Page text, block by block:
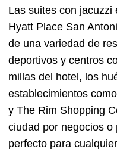
Las suites con jacuzzi
Hyatt Place San
de una variedad de
deportivos y centros
millas del hotel, los
establecimientos
y The Rim Shopping
ciudad por negocios o
perfecto para